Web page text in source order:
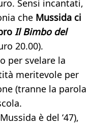
Sensi incantati,
che Mussida ci
Il Bimbo del
20.00).
per svelare la
meritevole per
(tranne la parola
è del ‘47),